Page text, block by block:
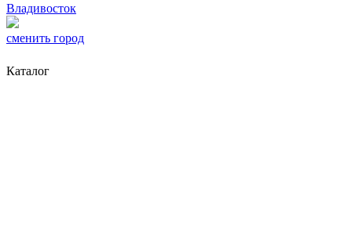
Владивосток
сменить город
Каталог